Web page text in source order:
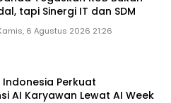
tapi Sinergi IT dan SDM
6 Agustus 2026 21:26
Perkuat
AI Karyawan Lewat AI Week